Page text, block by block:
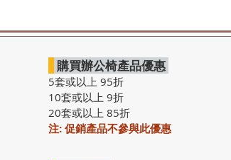
購買辦公椅產品優惠
5套或以上 95折
10套或以上 9折
20套或以上 85折
注: 促銷產品不參與此優惠